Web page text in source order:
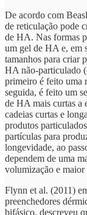
De acordo com
de reticulação pode
de HA. Nas formas
um gel de HA e, em
tamanhos para criar
HA não-particulado
primeiro é feito uma
seguida, é feito um
de HA mais curtas a
cadeias curtas e
produtos
partículas para
longevidade, ao
dependem de uma
volumização e maior
Flynn et al. (2011)
preenchedores
bifásico, descreveu